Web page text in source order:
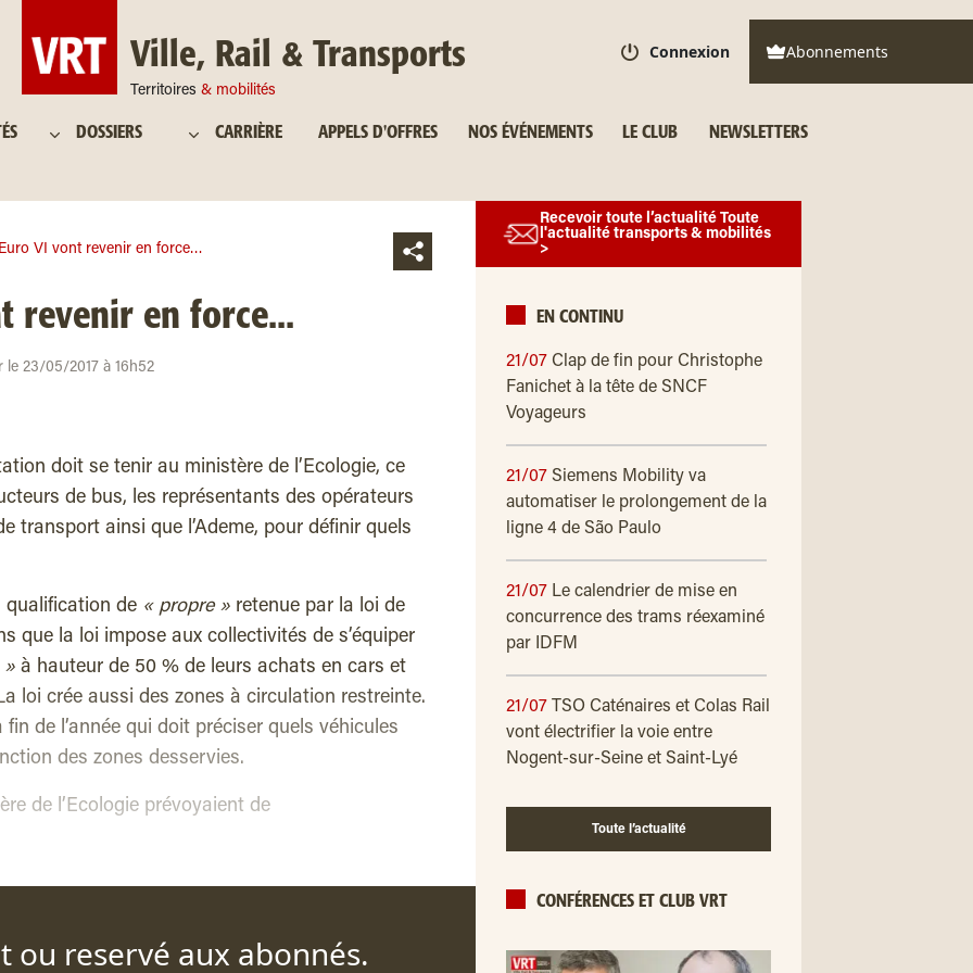
Ville, Rail & Transports
Territoires & mobilités
Connexion Abonnements
DOSSIERS CARRIÈRE APPELS D'OFFRES NOS ÉVÉNEMENTS LE CLUB NEWSLETTERS
VI vont revenir en force…
revenir en force...
le 23/05/2017 à 16h52
doit se tenir au ministère de l’Ecologie, ce
de bus, les représentants des opérateurs
transport ainsi que l’Ademe, pour définir quels
de « propre » retenue par la loi de
que la loi impose aux collectivités de s’équiper
» à hauteur de 50 % de leurs achats en cars et
loi crée aussi des zones à circulation restreinte.
de l’année qui doit préciser quels véhicules
des zones desservies.
de l’Ecologie prévoyaient de
ou reservé aux abonnés.
Recevoir toute l’actualité Toute
l'actualité transports & mobilités
>
EN CONTINU
21/07 Clap de fin pour Christophe
Fanichet à la tête de SNCF
Voyageurs
21/07 Siemens Mobility va
automatiser le prolongement de la
ligne 4 de São Paulo
21/07 Le calendrier de mise en
concurrence des trams réexaminé
par IDFM
21/07
TSO Caténaires et Colas Rail
vont électrifier la voie entre
Nogent-sur-Seine et Saint-Lyé
Toute l’actualité
CONFÉRENCES ET CLUB VRT